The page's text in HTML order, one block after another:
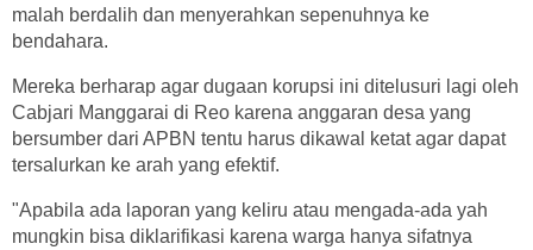
malah berdalih dan menyerahkan sepenuhnya ke
bendahara.
Mereka berharap agar dugaan korupsi ini ditelusuri lagi oleh
Cabjari Manggarai di Reo karena anggaran desa yang
bersumber dari APBN tentu harus dikawal ketat agar dapat
tersalurkan ke arah yang efektif.
"Apabila ada laporan yang keliru atau mengada-ada yah
mungkin bisa diklarifikasi karena warga hanya sifatnya